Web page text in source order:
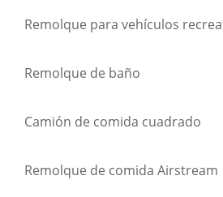
Remolque para vehículos
Remolque de baño
Camión de comida cuadrado
Remolque de comida Airstream